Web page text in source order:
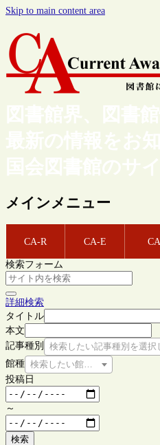
Skip to main content area
図書館界、図書
最新の情報をお
国会図書館のサ
メインメニュー
CA-R CA-E CA
検索フォーム
詳細検索
タイトル
本文
記事種別
検索したい記事種別を選択
館種 検索したい館種を選択してくだ
投稿日
～
検索